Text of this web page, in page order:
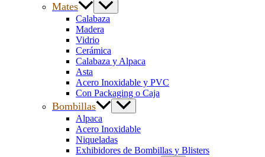
Mates
Calabaza
Madera
Vidrio
Cerámica
Calabaza y Alpaca
Asta
Acero Inoxidable y PVC
Con Packaging o Caja
Bombillas
Alpaca
Acero Inoxidable
Niqueladas
Exhibidores de Bombillas y Blisters